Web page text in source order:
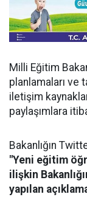
Milli Eğitim
planlamaları ve
iletişim
paylaşımlara
Bakanlığın
"Yeni eğitim
ilişkin
yapılan